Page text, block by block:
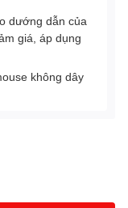
dướng dẫn của
giá, áp dụng
không dây